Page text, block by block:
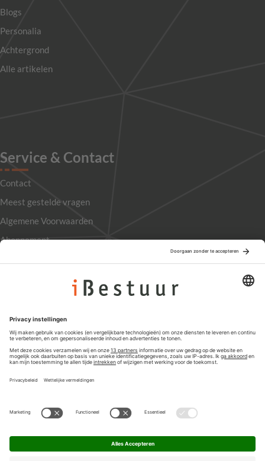
Blogs
Personalia
Achtergrond
Alle artikelen
Service & Contact
Contact
Meest gestelde vragen
Algemene Voorwaarden
Abonnement
Privacyinstellingen